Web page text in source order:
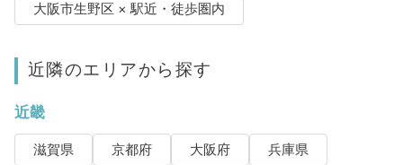
大阪市生野区 × 駅近・徒歩圏内
近隣のエリアから探す
近畿
滋賀県 京都府 大阪府
兵庫県